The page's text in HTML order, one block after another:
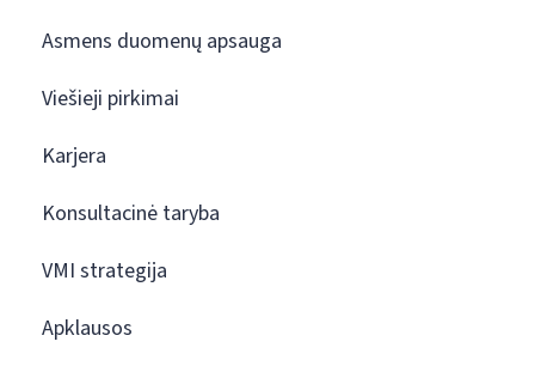
Asmens duomenų apsauga
Viešieji pirkimai
Karjera
Konsultacinė taryba
VMI strategija
Apklausos